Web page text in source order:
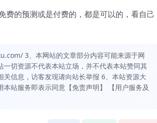
费的预测或是付费的，都是可以的，看自己
3、本网站的文章部分内容可能来源于网
切资源不代表本站立场，并不代表本站赞同其
信息，访客发现请向站长举报 6、本站资源大
站服务即表示同意【免责声明】 【用户服务及